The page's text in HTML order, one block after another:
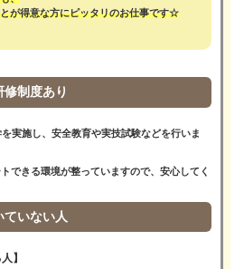
が得意な方にピッタリのお仕事です☆
制度あり
実施し、安全教育や実技試験などを行いま
できる環境が整っていますので、安心してく
ていない人
】